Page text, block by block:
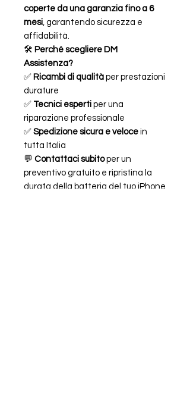
coperte da una garanzia fino a 6
mesi , garantendo sicurezza e
affidabilità.
🛠 Perché scegliere DM
Assistenza?
✅ Ricambi di qualità per prestazioni
durature
✅ Tecnici esperti per una
riparazione professionale
✅ Spedizione sicura e veloce in
tutta Italia
💬 Contattaci subitoper un
preventivo gratuito e ripristina la
durata della batteria del tuo iPhone